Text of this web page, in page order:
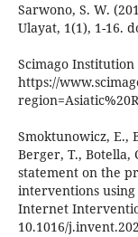
Sarwono, S. W.
Ulayat, 1(1), 1-16.
Scimago Institution
https://
Smoktunowicz, E.,
Berger, T., Botella,
statement on the
interventions
Internet
10.1016/